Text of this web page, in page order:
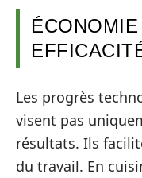
Les progrès
visent pas
résultats. Ils
du travail. En